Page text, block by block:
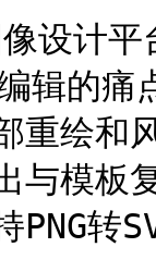
设计
辑的痛
重绘和
与模板
转